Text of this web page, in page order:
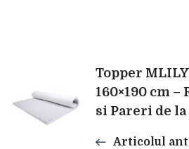
Navigare
în
Topper
160×190 cm
si Pareri de
Articolul